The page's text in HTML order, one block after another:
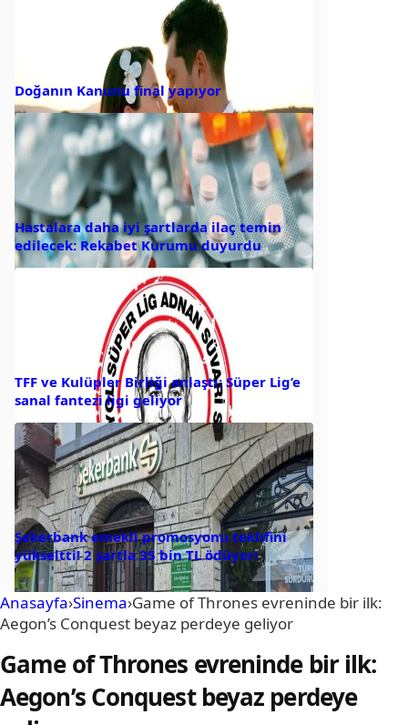
Doğanın Kanunu final yapıyor
Hastalara daha iyi şartlarda ilaç temin
edilecek: Rekabet Kurumu duyurdu
TFF ve Kulüpler Birliği anlaştı: Süper Lig’e
sanal fantezi ligi geliyor
Şekerbank emekli promosyonu teklifini
yükseltti! 2 şartla 35 bin TL ödüyor!
Anasayfa›Sinema›Game of Thrones evreninde bir ilk:
Aegon’s Conquest beyaz perdeye geliyor
Game of Thrones evreninde bir ilk:
Aegon’s Conquest beyaz perdeye